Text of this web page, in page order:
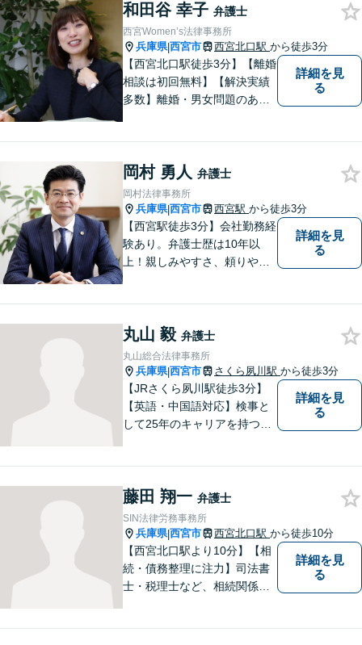
民事事件，家事事件，刑事事
件も幅広く取り扱っておりま
す。
和田谷 幸子 弁護士
西宮Women’s法律事務所
兵庫県|西宮市 西宮北口駅 から徒歩3分
【西宮北口駅徒歩3分】【離婚
相談は初回無料】【解決実績
多数】離婚・男女問題のあら
します。【土日祝日・夜間の
ご相談も対応可】【完全個室
／お子様同伴でも大丈夫で
す】
詳細を見
る
岡村 勇人 弁護士
岡村法律事務所
兵庫県|西宮市 西宮駅 から徒歩3分
【西宮駅徒歩3分】会社勤務経
験あり。弁護士歴は10年以
上！親しみやすさ、頼りやす
面談無料】
詳細を見
る
丸山 毅 弁護士
丸山総合法律事務所
兵庫県|西宮市 さくら夙川駅 から徒歩3分
【JRさくら夙川駅徒歩3分】
【英語・中国語対応】検事と
して25年のキャリアを持つ弁
ります。まずはご相談へお越
しください【完全個室対応】
詳細を見
る
藤田 翔一 弁護士
SIN法律労務事務所
兵庫県|西宮市 西宮北口駅 から徒歩10分
【西宮北口駅より10分】【相
続・債務整理に注力】司法書
士・税理士など、相続関係に
詳細を見
る